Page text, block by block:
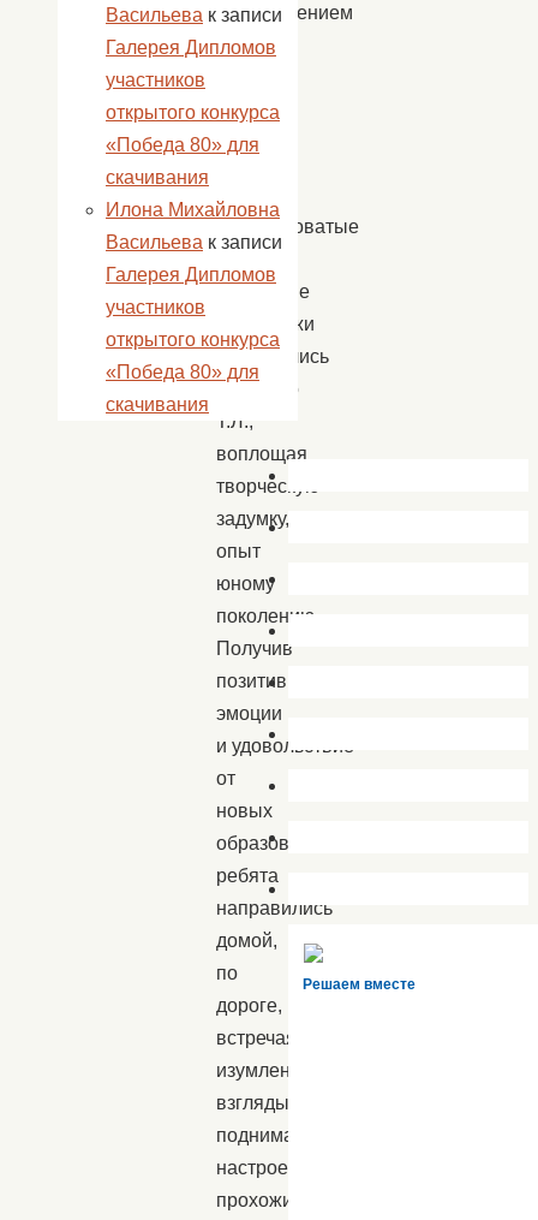
превращением
в
тигрят
и
Замысловатые
сказочные
персонажи
создавались
Мищенко
Т.Л.,
воплощая
творческую
задумку,передавая
опыт
юному
поколению.
Получив
позитивные
эмоции
и удовольствие
от
новых
образов,
ребята
направились
домой,
по
дороге,
встречая
изумленные
взгляды,
поднимая
настроение
прохожим,
Васильева к записи
Галерея Дипломов
участников
открытого конкурса
«Победа 80» для
скачивания
Илона Михайловна
Васильева к записи
Галерея Дипломов
участников
открытого конкурса
«Победа 80» для
скачивания
Решаем вместе